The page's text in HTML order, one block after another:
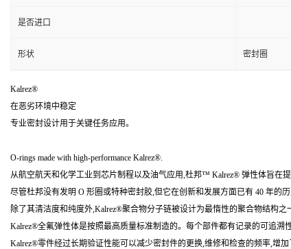
是否进口
形状 密封圈
Kalrez®
在恶劣环境中稳定
专业密封设计用于关键任务应用。
O-rings made with high-performance Kalrez®.
从航空航天和化学工业到芯片制程以及油气应用,杜邦™ Kalrez® 弹性体旨在
尽管杜邦没有发明 O 形圈或特种密封胶,但它在创新和发展方面已有 40 年的
除了其清洁度和纯度外,Kalrez®聚合物分子链被设计为最惰性的聚合物结构之
Kalrez®全氟弹性体是按照最高质量标准制造的。每个部件都有记录的可追溯
Kalrez®零件经过长期验证性能可以减少密封件的更换,维修和检查的频率,增